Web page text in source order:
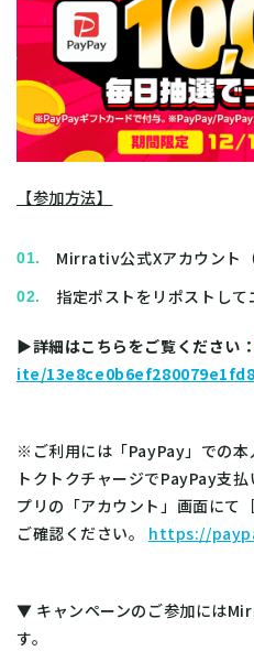
【参加方法】
Mirrativ公式Xアカウント
指定ポストをリポストして
▶詳細はこちらをご覧ください：
ite/
※ご利用には「PayPay」での本
トクトクチャージでPayPay支
プリの「アカウント」画面にて
ご確認ください。 https://
▼ キャンペーンのご参加には
す。